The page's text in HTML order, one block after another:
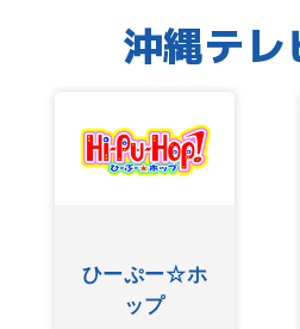
沖縄テ
ひーぷー☆ホ
ップ